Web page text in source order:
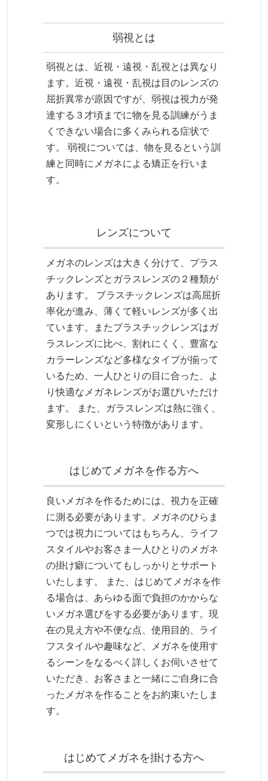
弱視とは
弱視とは、近視・遠視・乱視とは異なり
ます。近視・遠視・乱視は目のレンズの
屈折異常が原因ですが、弱視は視力が発
達する３才頃までに物を見る訓練がうま
くできない場合に多くみられる症状で
す。 弱視については、物を見るという訓
練と同時にメガネによる矯正を行いま
す。
レンズについて
メガネのレンズは大きく分けて、プラス
チックレンズとガラスレンズの２種類が
あります。 プラスチックレンズは高屈折
率化が進み、薄くて軽いレンズが多く出
ています。またプラスチックレンズはガ
ラスレンズに比べ、割れにくく、豊富な
カラーレンズなど多様なタイプが揃って
いるため、一人ひとりの目に合った、よ
り快適なメガネレンズがお選びいただけ
ます。 また、ガラスレンズは熱に強く、
変形しにくいという特徴があります。
はじめてメガネを作る方へ
良いメガネを作るためには、視力を正確
に測る必要があります。メガネのひらま
つでは視力についてはもちろん、ライフ
スタイルやお客さま一人ひとりのメガネ
の掛け癖についてもしっかりとサポート
いたします。 また、はじめてメガネを作
る場合は、あらゆる面で負担のかからな
いメガネ選びをする必要があります。現
在の見え方や不便な点、使用目的、ライ
フスタイルや趣味など、メガネを使用す
るシーンをなるべく詳しくお伺いさせて
いただき、お客さまと一緒にご自身に合
ったメガネを作ることをお約束いたしま
す。
はじめてメガネを掛ける方へ